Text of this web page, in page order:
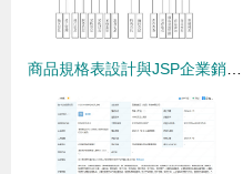
商品規格表設計與JSP企業銷售管理系統實現